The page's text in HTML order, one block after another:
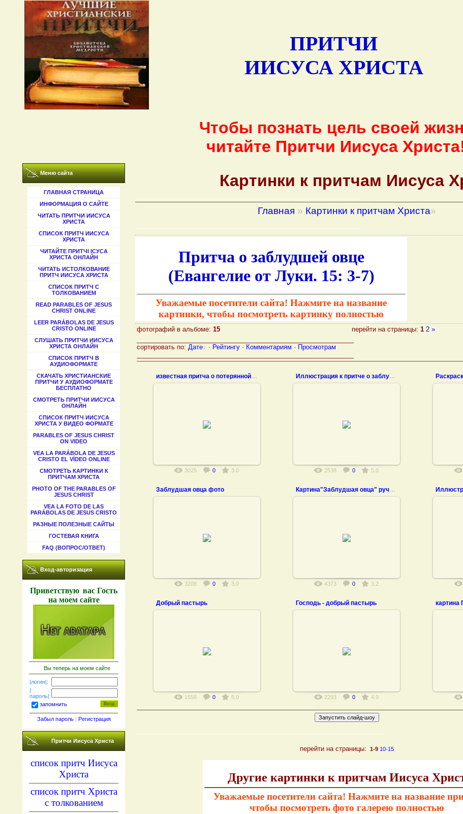
ПРИТЧИ
ИИСУСА ХРИСТА
Чтобы познать цель своей
читайте Притчи Иисуса
Меню сайта
ГЛАВНАЯ СТРАНИЦА
ИНФОРМАЦИЯ О САЙТЕ
ЧИТАТЬ ПРИТЧИ ИИСУСА
ХРИСТА
СПИСОК ПРИТЧ ИИСУСА
ХРИСТА
ЧИТАЙТЕ ПРИТЧІ ІСУСА
ХРИСТА ОНЛАЙН
ЧИТАТЬ ИСТОЛКОВАНИЕ
ПРИТЧ ИИСУСА ХРИСТА
СПИСОК ПРИТЧ С
ТОЛКОВАНИЕМ
READ PARABLES OF JESUS
CHRIST ONLINE
LEER PARÁBOLAS DE JESUS
CRISTO ONLINE
СЛУШАТЬ ПРИТЧИ ИИСУСА
ХРИСТА ОНЛАЙН
СПИСОК ПРИТЧ В
АУДИОФОРМАТЕ
СКАЧАТЬ ХРИСТИАНСКИЕ
ПРИТЧИ У АУДИОФОРМАТЕ
БЕСПЛАТНО
СМОТРЕТЬ ПРИТЧИ ИИСУСА
ОНЛАЙН
СПИСОК ПРИТЧ ИИСУСА
ХРИСТА У ВИДЕО ФОРМАТЕ
PARABLES OF JESUS CHRIST
ON VIDEO
VEA LA PARÁBOLA DE JESUS
CRISTO EL VÍDEO ONLINE
СМОТРЕТЬ КАРТИНКИ К
ПРИТЧАМ ХРИСТА
PHOTO OF THE PARABLES OF
JESUS CHRIST
VEA LA FOTO DE LAS
PARÁBOLAS DE JESUS CRISTO
РАЗНЫЕ ПОЛЕЗНЫЕ САЙТЫ
ГОСТЕВАЯ КНИГА
FAQ (ВОПРОС/ОТВЕТ)
Вход-авторизация
Приветствую вас Гость
на моем сайте
Вы теперь на моем сайте
|логин|:
пароль|:
запомнить
Забыл пароль| Регистрация
Притчи Иисуса Христа
список притч Иисуса
Христа
список притч Христа
с толкованием
Картинки к притчам Иисуса
Главная » Картинки к притчам Христа»
Притча о заблудшей овце
(Евангелие от Луки. 15: 3-7)
Уважаемые посетители сайта! Нажмите на название
картинки, чтобы посмотреть картинку полностью
фотографий в альбоме: 15 перейти на страницы: 1 2 »
сортировать по: Дате · Рейтингу · Комментариям · Просмотрам
известная притча о потерянной овце
3025 0 3.0
Иллюстрация к притче о заблудшей овце. акварель
2538 0 5.0
Заблудшая овца фото
3208 0 3.0
Картина"Заблудшая овца" ручная работа, вышивка
4373 0 3.2
Добрый пастырь
1556 0 5.0
Господь - добрый пастырь
2293 0 4.9
перейти на страницы: 1-9 10-15
Другие картинки к притчам Иисуса
Уважаемые посетители сайта! Нажмите на название
чтобы посмотреть фото галерею полностью